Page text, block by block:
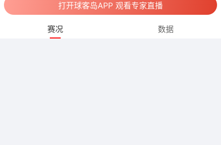
打开球客岛APP 观看专家直播
赛况 数据